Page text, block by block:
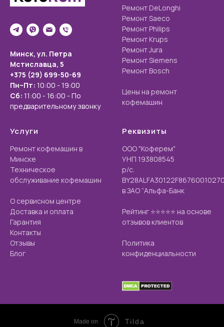
Минск, ул. Петра
Мстиславца, 5
+375 (29) 699-50-69
Пн–Пт: 10:00 - 19:00
Сб: 11:00 - 16:00 - По
предварительному звонку
Ремонт DeLonghi
Ремонт Saeco
Ремонт Philips
Ремонт Krups
Ремонт Jura
Ремонт Siemens
Ремонт Bosch
Цены на ремонт
кофемашин
Услуги
Ремонт кофемашин в
Минске
Техническое
обслуживание кофемашин
О сервисном центре
Доставка и оплата
Гарантия
Контакты
Отзывы
Блог
Реквизиты
ООО "Коферем"
УНП 193808545
р/с.
в ЗАО “Альфа-Банк
Рейтинг ⭐️⭐️⭐️⭐️⭐️ на основе
отзывов клиентов
Политика
конфиденциальности
Made on Tilda